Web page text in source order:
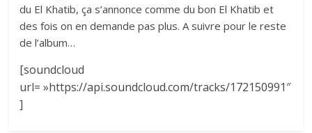
du El Khatib, ça s’annonce comme du bon El Khatib et
des fois on en demande pas plus. A suivre pour le reste
de l’album…
[soundcloud
url= »https://api.soundcloud.com/tracks/172150991″
]